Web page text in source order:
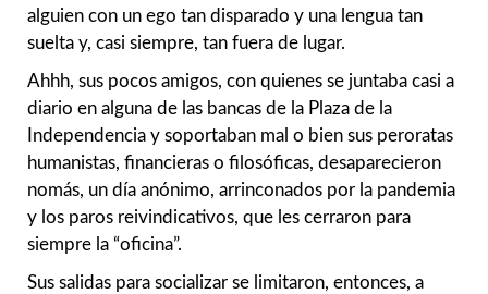
alguien con un ego tan disparado y una lengua tan
suelta y, casi siempre, tan fuera de lugar.
Ahhh, sus pocos amigos, con quienes se juntaba casi a
diario en alguna de las bancas de la Plaza de la
Independencia y soportaban mal o bien sus peroratas
humanistas, financieras o filosóficas, desaparecieron
nomás, un día anónimo, arrinconados por la pandemia
y los paros reivindicativos, que les cerraron para
siempre la “oficina”.
Sus salidas para socializar se limitaron, entonces, a